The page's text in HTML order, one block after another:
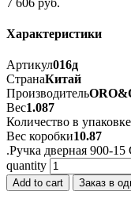
Характеристики
Артикул016д
СтранаКитай
Производитель
Вес1.087
Количество в упаковке
Вес коробки10.87
.Ручка дверная 900-
quantity
Add to cart Заказ в